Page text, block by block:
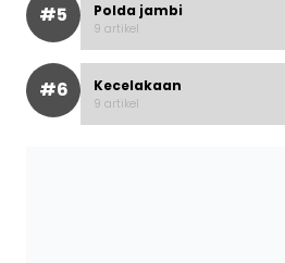
#5 Polda jambi
9 artikel
#6 Kecelakaan
9 artikel